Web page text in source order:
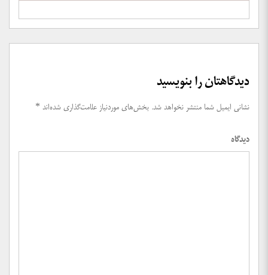
دیدگاهتان را بنویسید
نشانی ایمیل شما منتشر نخواهد شد. بخش‌های موردنیاز علامت‌گذاری شده‌اند *
دیدگاه